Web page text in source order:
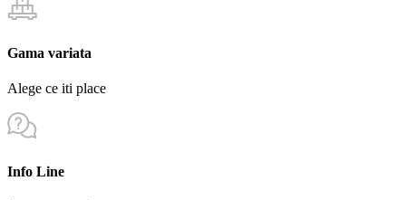
Gama variata
Alege ce iti place
Info Line